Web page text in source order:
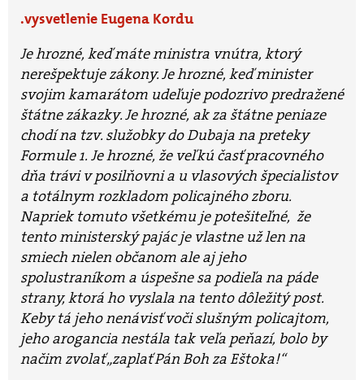
vysvetlenie Eugena Kordu
Je hrozné, keď máte ministra vnútra, ktorý
nerešpektuje zákony. Je hrozné, keď minister
svojim kamarátom udeľuje podozrivo predražené
štátne zákazky. Je hrozné, ak za štátne peniaze
chodí na tzv. služobky do Dubaja na preteky
Formule 1. Je hrozné, že veľkú časť pracovného
dňa trávi v posilňovni a u vlasových špecialistov
a totálnym rozkladom policajného zboru.
Napriek tomuto všetkému je potešiteľné, že
tento ministerský pajác je vlastne už len na
smiech nielen občanom ale aj jeho
spolustraníkom a úspešne sa podieľa na páde
strany, ktorá ho vyslala na tento dôležitý post.
Keby tá jeho nenávisť voči slušným policajtom,
jeho arogancia nestála tak veľa peňazí, bolo by
načim zvolať „zaplať Pán Boh za Eštoka!“